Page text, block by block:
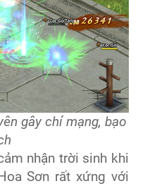
gây chí mạng, bạo
nhận trời sinh khi
Sơn rất xứng với